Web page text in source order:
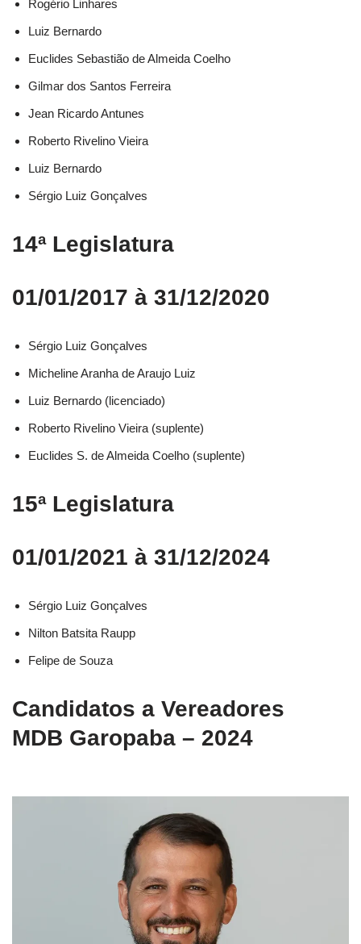
Rogério Linhares​
Luiz Bernardo​
Euclides Sebastião de Almeida Coelho​
Gilmar dos Santos Ferreira​
Jean Ricardo Antunes​
Roberto Rivelino Vieira​
Luiz Bernardo​
Sérgio Luiz Gonçalves​
14ª Legislatura
01/01/2017 à 31/12/2020
Sérgio Luiz Gonçalves​
Micheline Aranha de Araujo Luiz​
Luiz Bernardo (licenciado)​
Roberto Rivelino Vieira (suplente)​
Euclides S. de Almeida Coelho (suplente)​
15ª Legislatura
01/01/2021 à 31/12/2024
Sérgio Luiz Gonçalves
Nilton Batsita Raupp
Felipe de Souza
Candidatos a Vereadores
MDB Garopaba – 2024